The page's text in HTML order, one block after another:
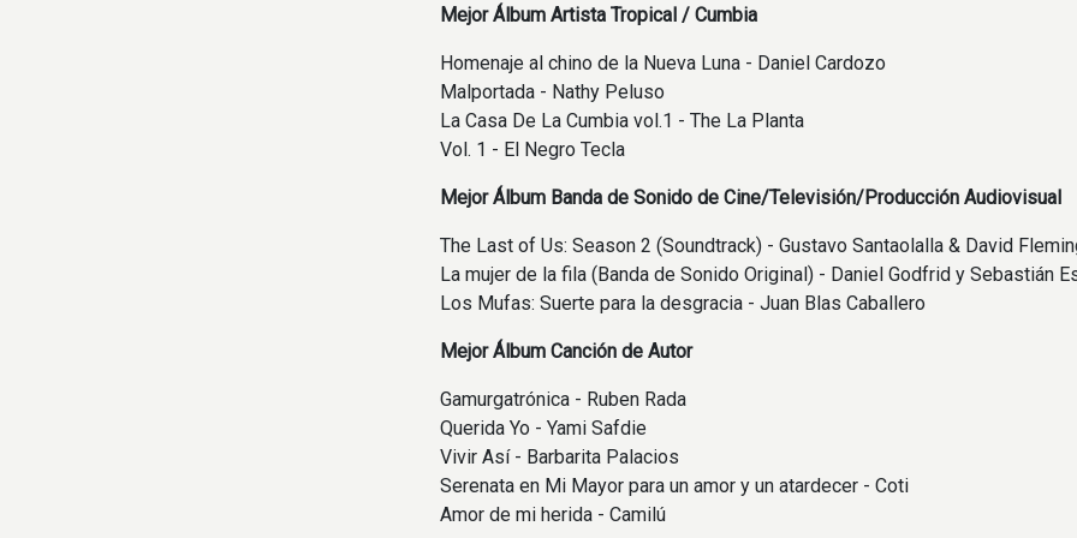
Mejor Álbum Artista Tropical / Cumbia
Homenaje al chino de la Nueva Luna - Daniel Cardozo
Malportada - Nathy Peluso
La Casa De La Cumbia vol.1 - The La Planta
Vol. 1 - El Negro Tecla
Mejor Álbum Banda de Sonido de Cine/Televisión/Producción Audiovisual
The Last of Us: Season 2 (Soundtrack) - Gustavo Santaolalla & David
La mujer de la fila (Banda de Sonido Original) - Daniel Godfrid y Sebastián
Los Mufas: Suerte para la desgracia - Juan Blas Caballero
Mejor Álbum Canción de Autor
Gamurgatrónica - Ruben Rada
Querida Yo - Yami Safdie
Vivir Así - Barbarita Palacios
Serenata en Mi Mayor para un amor y un atardecer - Coti
Amor de mi herida - Camilú